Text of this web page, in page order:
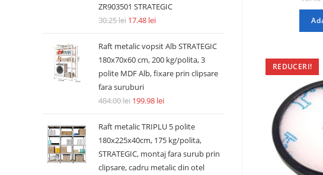
REDUCERI!
ZR903501 STRATEGIC
30.25lei 17.48 lei
Raft metalic vopsit Alb STRATEGIC
180x70x60 cm, 200 kg/polita, 3
polite MDF Alb, fixare prin clipsare
fara suruburi
484.00lei 199.98 lei
Raft metalic TRIPLU 5 polite
180x225x40cm, 175 kg/polita,
STRATEGIC, montaj fara surub prin
clipsare, cadru metalic din otel